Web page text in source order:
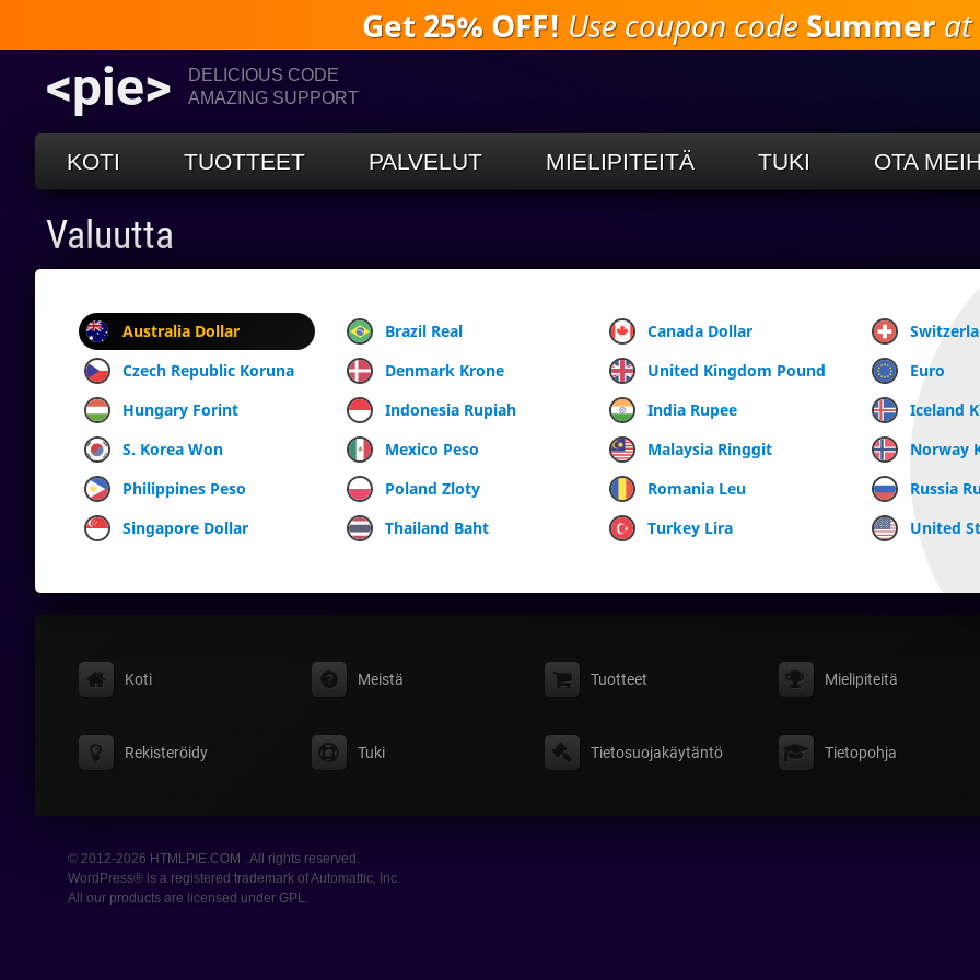
Siirry
pääsisältöön
Get 25% OFF! Use coupon code Summer at
<pie>
DELICIOUS CODE
AMAZING SUPPORT
KOTI TUOTTEET PALVELUT MIELIPITEITÄ TUKI OTA
Valuutta
Australia Dollar Brazil Real Canada Dollar
Czech Republic Koruna
Denmark Krone United Kingdom Pound Euro
Hungary Forint
Indonesia Rupiah India Rupee Iceland
S. Korea Won
Mexico Peso Malaysia Ringgit Norway
Philippines Peso
Poland Zloty Romania Leu Russia
Singapore Dollar
Thailand Baht Turkey Lira United
Koti Meistä Tuotteet Mielipiteitä
Rekisteröidy Tuki Tietosuojakäytäntö Tietopohja
© 2012-2026 HTMLPIE.COM . All rights reserved.
WordPress® is a registered trademark of Automattic, Inc.
All our products are licensed under GPL.